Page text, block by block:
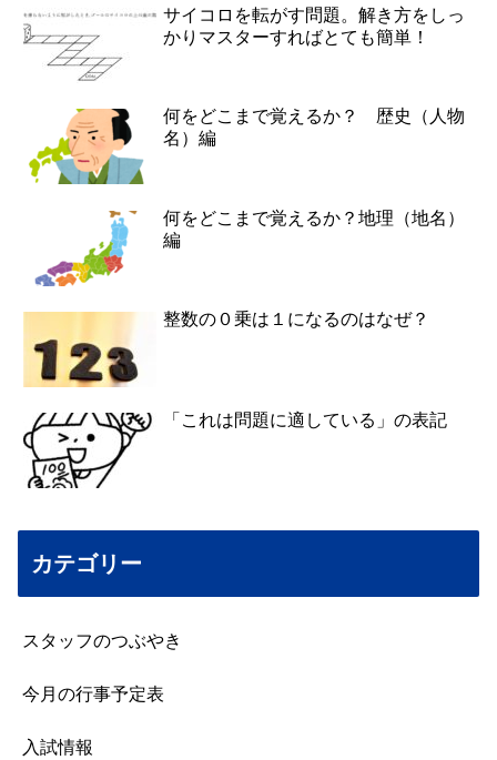
サイコロを転がす問題。解き方をしっ
かりマスターすればとても簡単！
何をどこまで覚えるか？ 歴史（人物
名）編
何をどこまで覚えるか？地理（地名）
編
整数の０乗は１になるのはなぜ？
「これは問題に適している」の表記
カテゴリー
スタッフのつぶやき
今月の行事予定表
入試情報